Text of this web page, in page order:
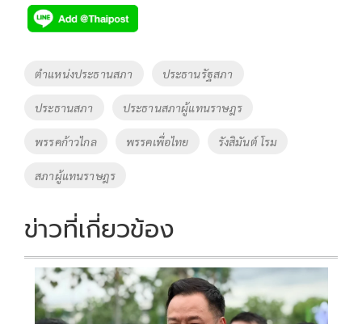
e
b
o
k
tt
er
p
y
Li
n
k
Tags
ตำแหน่งประธานสภา ประธานรัฐสภา
ประธานสภา ประธานสภาผู้แทนราษฎร
พรรคก้าวไกล พรรคเพื่อไทย รังสิมันต์ โรม
สภาผู้แทนราษฎร
ข่าวที่เกี่ยวข้อง